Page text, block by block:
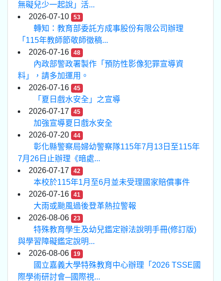
無礙兒少一起說」活...
2026-07-10
53
轉知：教育部委託方成事股份有限公司辦理
「115年教師節敬師徵稿...
2026-07-16
48
內政部警政署製作「預防性影像犯罪宣導資
料」，請多加運用。
2026-07-16
45
「夏日戲水安全」之宣導
2026-07-17
45
加強宣導夏日戲水安全
2026-07-20
44
彰化縣警察局婦幼警察隊115年7月13日至115年
7月26日止辦理《暗處...
2026-07-17
42
本校於115年1月至6月並未受理國家賠償事件
2026-07-16
41
大雨或颱風過後登革熱拉警報
2026-08-06
23
特殊教育學生及幼兒鑑定辦法說明手冊(修訂版)
與學習障礙鑑定說明...
2026-08-06
19
國立嘉義大學特殊教育中心辦理「2026 TSSE國
際學術研討會─國際視...